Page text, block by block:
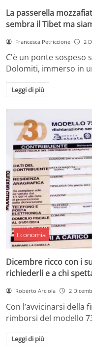
La passerella
sembra il Tibet ma
Francesca Petriccione 2
C'è un ponte sospeso
Dolomiti, immerso in
Leggi di più
Economia
Dicembre ricco con i
richiederli e a chi
Roberto Arciola 2
Con l’avvicinarsi della
rimborsi del modello
Leggi di più